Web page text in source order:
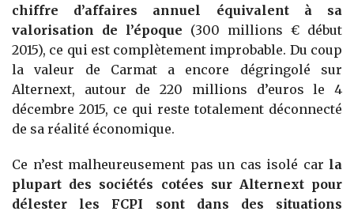
chiffre d’affaires annuel équivalent à sa
valorisation de l’époque (300 millions € début
2015), ce qui est complètement improbable. Du coup
la valeur de Carmat a encore dégringolé sur
Alternext, autour de 220 millions d’euros le 4
décembre 2015, ce qui reste totalement déconnecté
de sa réalité économique.
Ce n’est malheureusement pas un cas isolé car la
plupart des sociétés cotées sur Alternext pour
délester les FCPI sont dans des situations